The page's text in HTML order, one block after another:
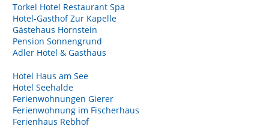
Torkel Hotel Restaurant Spa
Hotel-Gasthof Zur Kapelle
Gästehaus Hornstein
Pension Sonnengrund
Adler Hotel & Gasthaus
Hotel Haus am See
Hotel Seehalde
Ferienwohnungen Gierer
Ferienwohnung im Fischerhaus
Ferienhaus Rebhof